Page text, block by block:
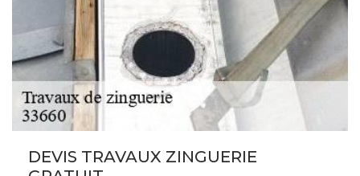
DEVIS TRAVAUX ZINGUERIE